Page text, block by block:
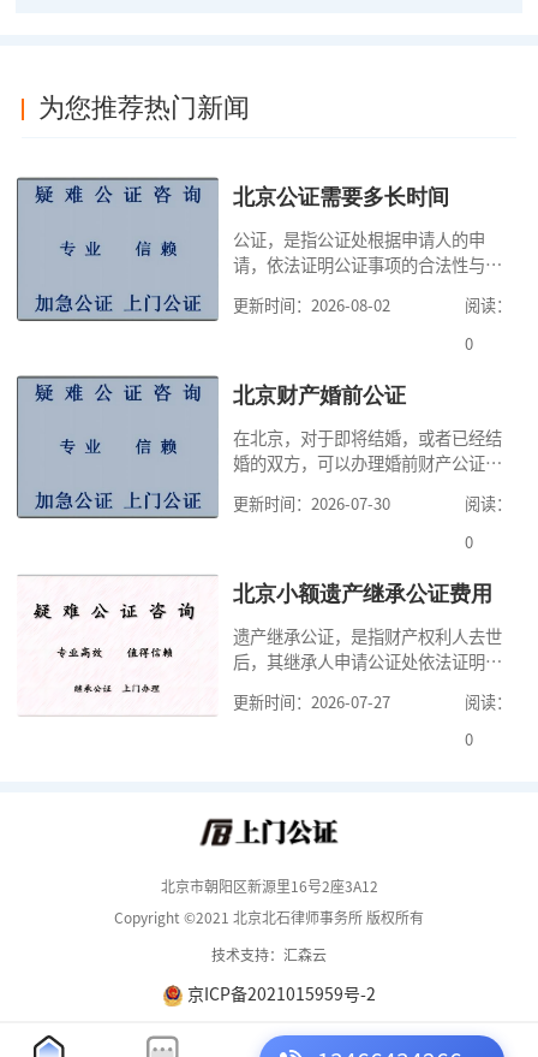
为您推荐热门新闻
北京公证需要多长时间
公证，是指公证处根据申请人的申
请，依法证明公证事项的合法性与真
高公证事项的效力，固定证据，但是
很多人不知道在北京办理公证需要多
家，办理公证的时候除了需要按照公
道北京公证需要什么材料,北京公证需
要多少钱？北京公
更新时间：2026-08-02
阅读：
0
北京财产婚前公证
在北京，对于即将结婚，或者已经结
婚的双方，可以办理婚前财产公证，
式，可以避免个人财产引发的纠纷，
但是，在北京办理婚前财产公证，除
料外，公证咨询告诉大家，我们有必
京婚前财产公证机构？了解这些不仅
有利于我们根
更新时间：2026-07-30
阅读：
0
北京小额遗产继承公证费用
遗产继承公证，是指财产权利人去世
后，其继承人申请公证处依法证明继
的证明活动。通过公证，继承人可以
拿着享有继承权的公证书办理遗产过
费。我们在办理继承公证的时候，需
更新时间：2026-07-27
阅读：
0
北京市朝阳区新源里16号2座3A12
Copyright ©2021 北京北石律师事务所 版权所有
技术支持：汇森云
京ICP备2021015959号-2